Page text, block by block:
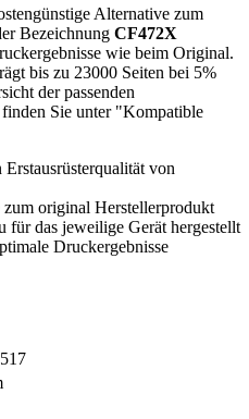
Alternative zum
Bezeichnung CF472X
wie beim Original.
bis zu 23000 Seiten bei 5%
der passenden
Sie unter "Kompatible
von
original Herstellerprodukt
für das jeweilige Gerät hergestellt
Druckergebnisse